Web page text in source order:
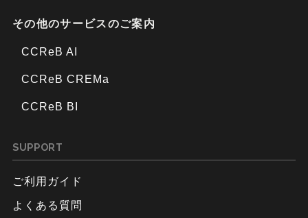
その他のサービスのご案内
CCReB AI
CCReB CREMa
CCReB BI
SUPPORT
ご利用ガイド
よくある質問